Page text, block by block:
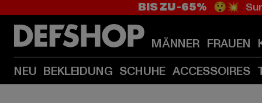
BIS ZU -65% 😲💥
MÄNNER FRAUEN
NEU BEKLEIDUNG SCHUHE ACCESSOIRES